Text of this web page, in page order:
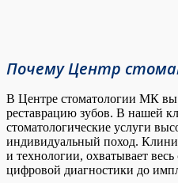
Почему Центр
В Центре стоматологии МК вы
реставрацию зубов. В нашей
стоматологические услуги
индивидуальный поход.
и технологии, охватывает
цифровой диагностики до